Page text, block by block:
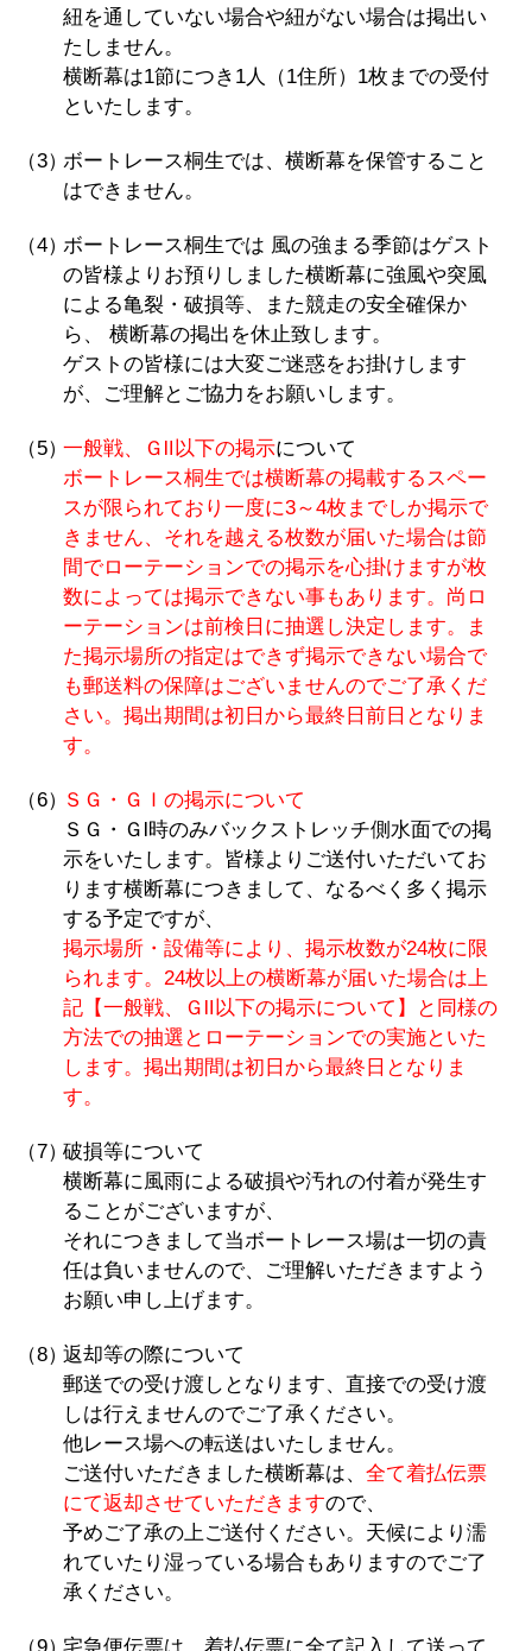
紐を通していない場合や紐がない場合は掲出い
たしません。
横断幕は1節につき1人（1住所）1枚までの受付
といたします。
（3）ボートレース桐生では、横断幕を保管すること
はできません。
（4）ボートレース桐生では 風の強まる季節はゲスト
の皆様よりお預りしました横断幕に強風や突風
による亀裂・破損等、また競走の安全確保か
ら、 横断幕の掲出を休止致します。
ゲストの皆様には大変ご迷惑をお掛けします
が、ご理解とご協力をお願いします。
（5）一般戦、ＧⅡ以下の掲示について
ボートレース桐生では横断幕の掲載するスペー
スが限られており一度に3～4枚までしか掲示で
きません、それを越える枚数が届いた場合は節
間でローテーションでの掲示を心掛けますが枚
数によっては掲示できない事もあります。尚ロ
ーテーションは前検日に抽選し決定します。ま
た掲示場所の指定はできず掲示できない場合で
も郵送料の保障はございませんのでご了承くだ
さい。掲出期間は初日から最終日前日となりま
す。
（6） ＳＧ・ＧＩの掲示について
ＳＧ・ＧⅠ時のみバックストレッチ側水面での掲
示をいたします。皆様よりご送付いただいてお
ります横断幕につきまして、なるべく多く掲示
する予定ですが、
掲示場所・設備等により、掲示枚数が24枚に限
られます。24枚以上の横断幕が届いた場合は上
記【一般戦、ＧⅡ以下の掲示について】と同様の
方法での抽選とローテーションでの実施といた
します。掲出期間は初日から最終日となりま
す。
（7）破損等について
横断幕に風雨による破損や汚れの付着が発生す
ることがございますが、
それにつきまして当ボートレース場は一切の責
任は負いませんので、ご理解いただきますよう
お願い申し上げます。
（8）返却等の際について
郵送での受け渡しとなります、直接での受け渡
しは行えませんのでご了承ください。
他レース場への転送はいたしません。
ご送付いただきました横断幕は、 全て着払伝票
にて返却させていただきますので、
予めご了承の上ご送付ください。天候により濡
れていたり湿っている場合もありますのでご了
承ください。